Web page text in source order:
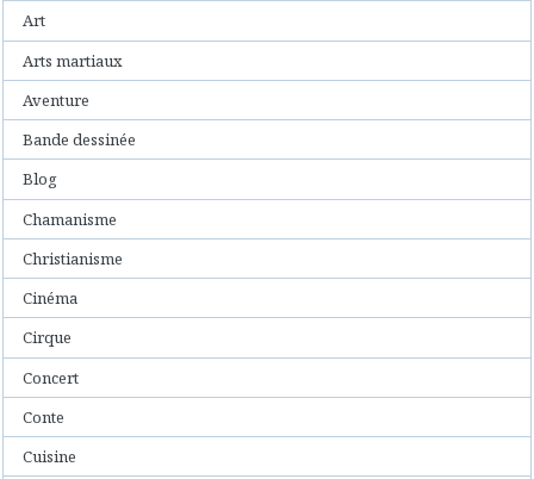
Art
Arts martiaux
Aventure
Bande dessinée
Blog
Chamanisme
Christianisme
Cinéma
Cirque
Concert
Conte
Cuisine